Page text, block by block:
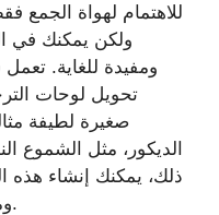
للاهتمام لهواة الجمع
ولكن يمكنك في
ومفيدة للغاية.
تحويل لوحات
صغيرة لطيفة
الديكور، مثل الشموع
ذلك، يمكنك إنشاء
ومطرقة فقط للمساعدة في ثنيها.